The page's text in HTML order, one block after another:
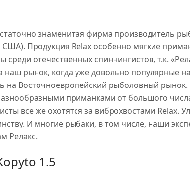
знаменитая фирма производитель
Продукция Relax особенно мягкие
среди отечественных спиннингистов, т.к.
наш рынок, когда уже довольно популярные
на Восточноевропейский рыболовный
приманками от большого
все же охотятся за виброхвостами Relax.
И многие рыбаки, в том числе, наши
Релакс.
1.5